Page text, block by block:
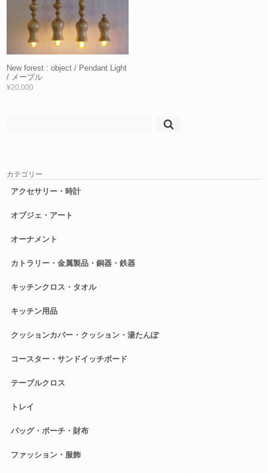
New forest : object / Pendant Light
/ メープル
¥20,000
カテゴリー
アクセサリー・時計
オブジェ・アート
オーナメント
カトラリー・金属製品・銅器・鉄器
キッチンクロス・タオル
キッチン用品
クッションカバー・クッション・湯たんぽ
コースター・サンドイッチボード
テーブルクロス
トレイ
バッグ・ポーチ・財布
ファッション・服飾